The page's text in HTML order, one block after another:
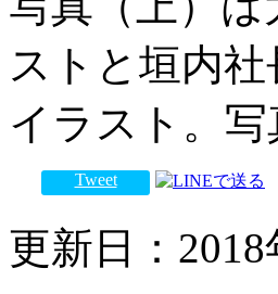
ストと垣内
イラスト。
Tweet
更新日：